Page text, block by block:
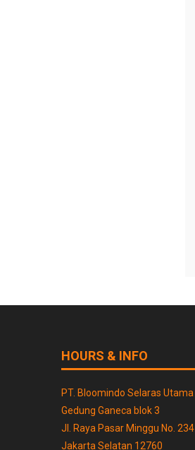
HOURS & INFO
PT. Bloomindo Selaras Utama
Gedung Ganeca blok 3
Jl. Raya Pasar Minggu No. 234
Jakarta Selatan 12760